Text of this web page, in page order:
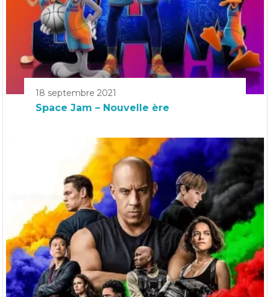
18 septembre 2021
Space Jam – Nouvelle ère